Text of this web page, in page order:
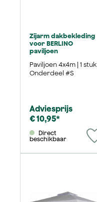
Zijarm dakbekleding
voor BERLINO
paviljoen
Paviljoen 4x4m | 1 stuk |
Onderdeel #S
Adviesprijs
€ 10,95*
beschikbaar